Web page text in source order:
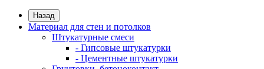
Назад
Материал для стен и потолков
Штукатурные смеси
- Гипсовые штукатурки
- Цементные штукатурки